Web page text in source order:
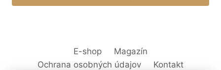
E-shop
Magazín
Ochrana osobných údajov
Kontakt